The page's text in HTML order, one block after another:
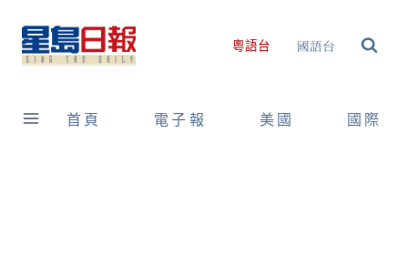
content
粵語台 國語台
首頁 電子報 美國 國際